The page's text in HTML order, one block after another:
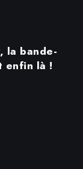
la bande-
enfin là !